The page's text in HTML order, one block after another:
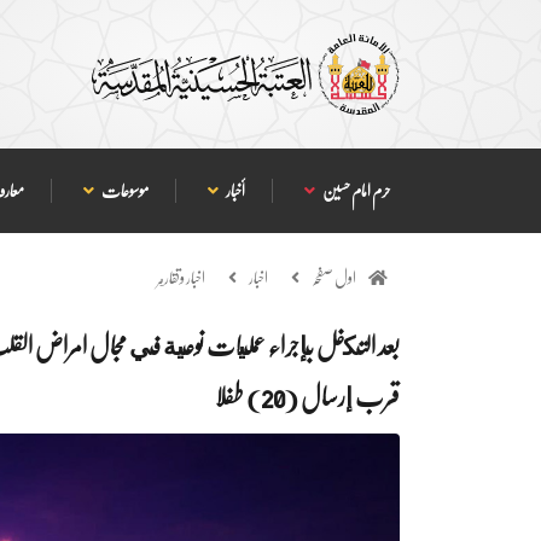
حرم امام حسین أخبار موسوعات
اول صفحہ اخبار اخبار وتقارير
قرب إرسال (20) طفلا